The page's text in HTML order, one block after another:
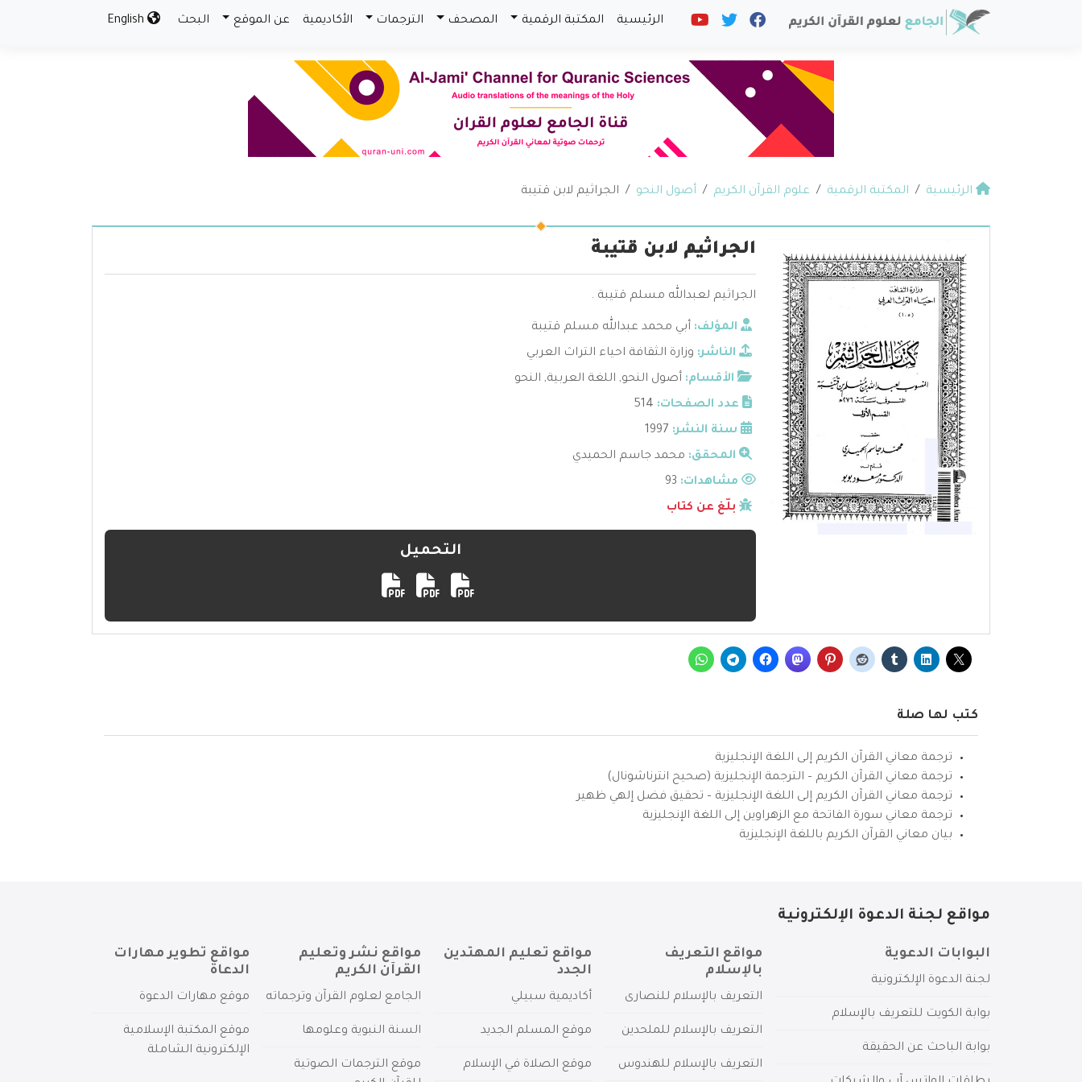
الرئيسية المكتبة الرقمية المصحف الترجمات الأكاديمية عن الموقع البحث
الرئيسية المكتبة الرقمية علوم القرآن الكريم أصول النحو الجراثيم لابن قتيبة
الجراثيم لابن قتيبة
الجراثيم لعبدالله مسلم قتيبة .
المؤلف: أبي محمد عبدالله مسلم قتيبة
الناشر: وزارة الثقافة احياء التراث العربي
الأقسام: أصول النحو, اللغة العربية, النحو
عدد الصفحات: 514
سنة النشر: 1997
المحقق: محمد جاسم الحميدي
مشاهدات:
بلّغ عن كتاب
التحميل
كتب لها صلة
ترجمة معاني القرآن الكريم إلى اللغة الإنجليزية
ترجمة معاني القرآن الكريم – الترجمة الإنجليزية (صحيح انترناشونال)
ترجمة معاني القرآن الكريم إلى اللغة الإنجليزية – تحقيق فضل إلهي ظهير
ترجمة معاني سورة الفاتحة مع الزهراوين إلى اللغة الإنجليزية
بيان معاني القرآن الكريم باللغة الإنجليزية
مواقع لجنة الدعوة الإلكترونية
البوابات الدعوية
لجنة الدعوة الإلكترونية
بوابة الكويت للتعريف بالإسلام
بوابة الباحث عن الحقيقة
مواقع التعريف
بالإسلام
التعريف بالإسلام للنصارى
التعريف بالإسلام للملحدين
التعريف بالإسلام للهندوس
مواقع تعليم المهتدين
الجدد
أكاديمية سبيلي
موقع المسلم الجديد
موقع الصلاة في الإسلام
مواقع نشر وتعليم
القرآن الكريم
الجامع لعلوم القرآن وترجماته
السنة النبوية وعلومها
موقع الترجمات الصوتية
مواقع تطوير مهارات
الدعاة
موقع مهارات الدعوة
موقع المكتبة الإسلامية
الإلكترونية الشاملة